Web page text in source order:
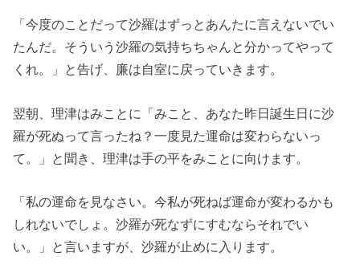
「今度のことだって沙羅はずっとあんたに言えないでい
たんだ。そういう沙羅の気持ちちゃんと分かってやって
くれ。」と告げ、廉は自室に戻っていきます。
翌朝、理津はみことに「みこと、あなた昨日誕生日に沙
羅が死ぬって言ったね？一度見た運命は変わらないっ
て。」と聞き、理津は手の平をみことに向けます。
「私の運命を見なさい。今私が死ねば運命が変わるかも
しれないでしょ。沙羅が死なずにすむならそれでい
い。」と言いますが、沙羅が止めに入ります。